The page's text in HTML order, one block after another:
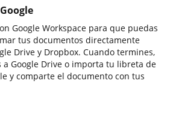
Google Workspace para que puedas
tus documentos directamente
Drive y Dropbox. Cuando termines,
Google Drive o importa tu libreta de
y comparte el documento con tus